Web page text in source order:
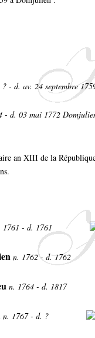
- d. av. 24 septembre
- d. 03 mai 1772
an XIII de la
1761 - d. 1761
n. 1762 - d. 1762
n. 1764 - d. 1817
n. 1767 - d. ?